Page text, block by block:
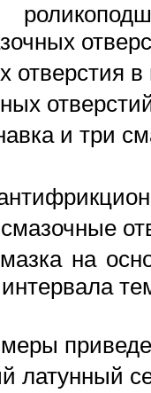
отверстия
и три
на
латунный